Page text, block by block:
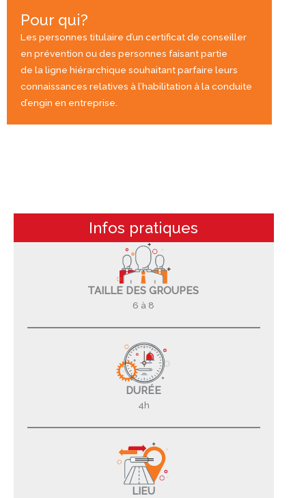
Pour qui?
Les personnes titulaire d’un certificat de conseiller
en prévention ou des personnes faisant partie
de la ligne hiérarchique souhaitant parfaire leurs
connaissances relatives à l’habilitation à la conduite
d’engin en entreprise.
Infos pratiques
TAILLE DES GROUPES
6 à 8
DURÉE
4h
LIEU